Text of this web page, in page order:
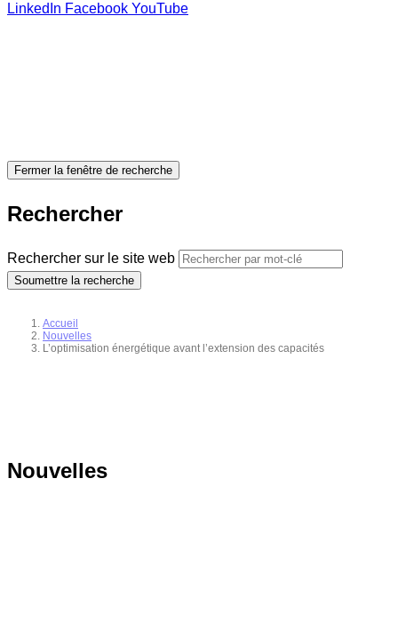
LinkedIn Facebook YouTube
Fermer la fenêtre de recherche
Rechercher
Rechercher sur le site web
Soumettre la recherche
Accueil
Nouvelles
L’optimisation énergétique avant l’extension des capacités
Nouvelles